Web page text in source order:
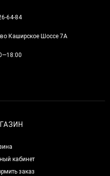
64-84
Каширское Шоссе 7А
кабинет
заказ